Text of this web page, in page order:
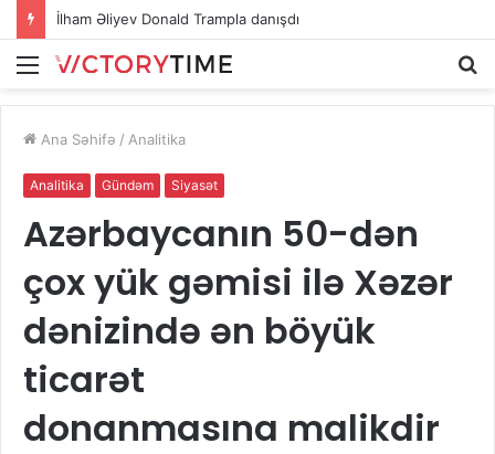
İlham Əliyev Donald Trampla danışdı
Menu
Ana Səhifə / Analitika
Analitika Gündəm Siyasət
Azərbaycanın 50-dən
çox yük gəmisi ilə Xəzər
dənizində ən böyük
ticarət
donanmasına malikdir